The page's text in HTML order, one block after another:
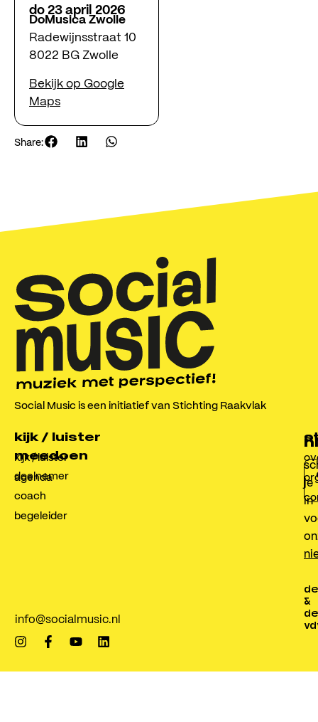
kijk & luister
agenda
steunen
over ons
contact
Social Music
Radewijnstraat 10, 8022 BG Zwolle
info@socialmusic.nl
do 23 april 2026
DoMusica Zwolle
Radewijnsstraat 10
8022 BG Zwolle
Bekijk op Google
Maps
Share:
Social Music is een initiatief van Stichting Raakvlak
meedoen
deelnemer
coach
begeleider
kijk / luister
kijk / luister
agenda
je
in
info@socialmusic.nl
&